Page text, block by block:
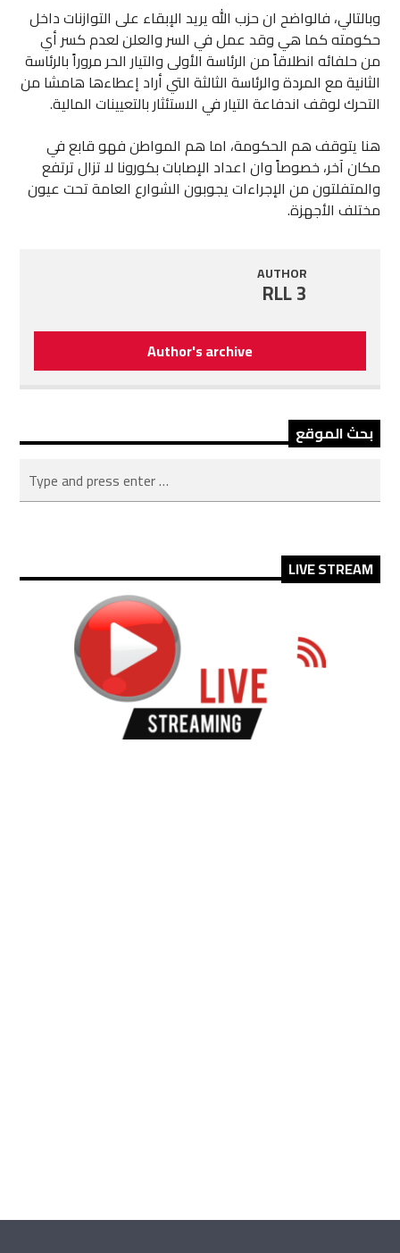
وبالتالي، فالواضح ان حزب الله يريد الإبقاء على التوازنات داخل
حكومته كما هي وقد عمل في السر والعلن لعدم كسر أي
من حلفائه انطلاقاً من الرئاسة الأولى والتيار الحر مروراً بالرئاسة
الثانية مع المردة والرئاسة الثالثة التي أراد إعطاءها هامشا من
التحرك لوقف اندفاعة التيار في الاستئثار بالتعيينات المالية.
هنا يتوقف هم الحكومة، اما هم المواطن فهو قابع في
مكان آخر، خصوصاً وان اعداد الإصابات بكورونا لا تزال ترتفع
والمتفلتون من الإجراءات يجوبون الشوارع العامة تحت عيون
مختلف الأجهزة.
AUTHOR
RLL 3
Author's archive
بحث الموقع
LIVE STREAM